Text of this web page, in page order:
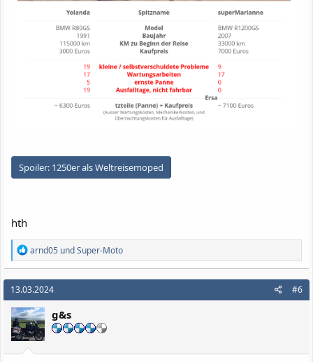
Spoiler: 1250er als Weltreisemoped
hth
R
e
a
k
t
i
o
n
e
n
arnd05 undSuper-Moto
13.03.2024 #6
g&s